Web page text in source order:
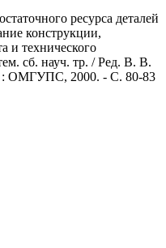
ресурса деталей
конструкции,
и технического
сб. науч. тр. / Ред. В. В.
ОМГУПС, 2000. - С. 80-83